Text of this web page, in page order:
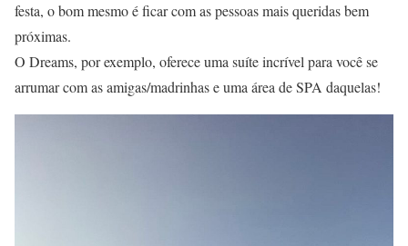
festa, o bom mesmo é ficar com as pessoas mais queridas bem
próximas.
O Dreams, por exemplo, oferece uma suíte incrível para você se
arrumar com as amigas/madrinhas e uma área de SPA daquelas!